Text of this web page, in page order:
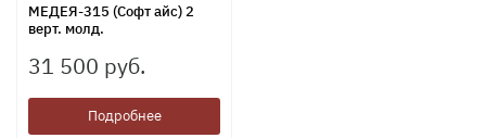
МЕДЕЯ-315 (Софт айс) 2
верт. молд.
31 500 руб.
Подробнее